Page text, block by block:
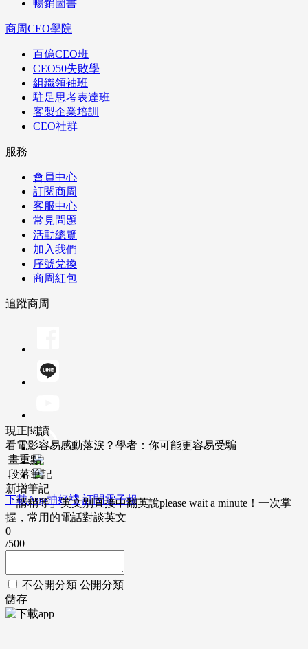
暢銷圖書
商周CEO學院
百億CEO班
CEO50失敗學
組織領袖班
駐足思考表達班
客製企業培訓
CEO社群
服務
會員中心
訂閱商周
客服中心
常見問題
活動總覽
加入我們
序號兌換
商周紅包
追蹤商周
下載App抽好禮 訂閱電子報
現正閱讀
看電影容易感動落淚？學者：你可能更容易受騙
畫重點
段落筆記
新增筆記
「請稍等」英文別直接中翻英說please wait a minute！一次掌
握，常用的電話對談英文
0
/500
不公開分類 公開分類
儲存